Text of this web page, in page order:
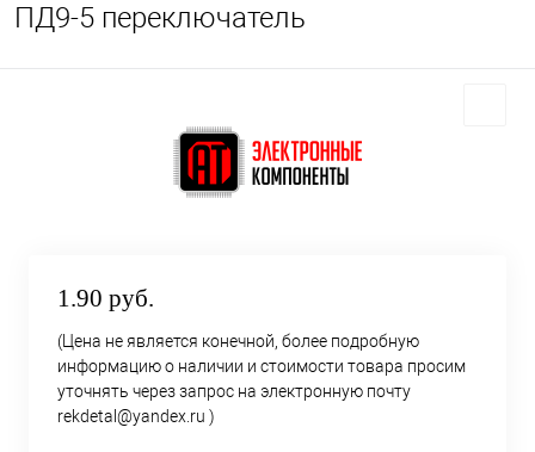
ПД9-5 переключатель
1.90 руб.
(Цена не является конечной, более подробную
информацию о наличии и стоимости товара просим
уточнять через запрос на электронную почту
rekdetal@yandex.ru )